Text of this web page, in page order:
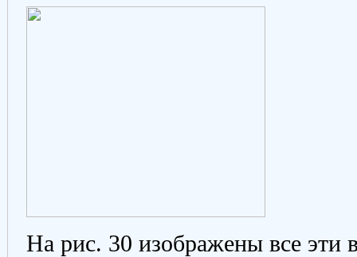
На рис. 30 изображены все эти